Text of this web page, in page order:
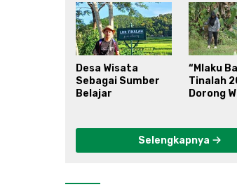
Desa Wisata
Sebagai Sumber
Belajar
“Mlaku
Tinalah
Dorong
Selengkapnya